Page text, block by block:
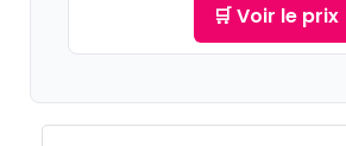
🛒 Voir le prix